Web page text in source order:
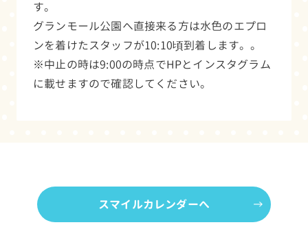
す。
グランモール公園へ直接来る方は水色のエプロ
ンを着けたスタッフが10:10頃到着します。。
※中止の時は9:00の時点でHPとインスタグラム
に載せますので確認してください。
スマイルカレンダーへ